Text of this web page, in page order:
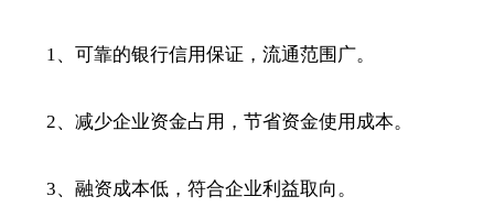
1、可靠的银行信用保证，流通范围广。
2、减少企业资金占用，节省资金使用成本。
3、融资成本低，符合企业利益取向。